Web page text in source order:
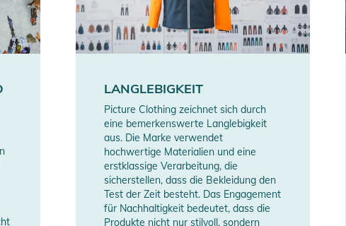
Warnungen finden Sie direkt am Produkt.
LANGLEBIGKEIT
Picture Clothing zeichnet sich durch
eine bemerkenswerte Langlebigkeit
aus. Die Marke verwendet
hochwertige Materialien und eine
erstklassige Verarbeitung, die
sicherstellen, dass die Bekleidung den
Test der Zeit besteht. Das Engagement
für Nachhaltigkeit bedeutet, dass die
Produkte nicht nur stilvoll, sondern